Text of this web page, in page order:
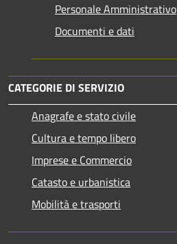
Personale Amministrativo
Documenti e dati
CATEGORIE DI SERVIZIO
Anagrafe e stato civile
Cultura e tempo libero
Imprese e Commercio
Catasto e urbanistica
Mobilità e trasporti